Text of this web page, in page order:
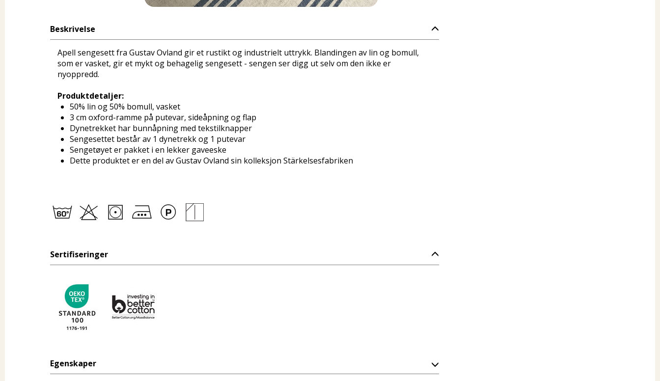
Beskrivelse
Apell sengesett fra Gustav Ovland gir et rustikt og industrielt uttrykk. Blandingen av lin og bomull,
som er vasket, gir et mykt og behagelig sengesett - sengen ser digg ut selv om den ikke er
nyoppredd.
Produktdetaljer:
50% lin og 50% bomull, vasket
3 cm oxford-ramme på putevar, sideåpning og flap
Dynetrekket har bunnåpning med tekstilknapper
Sengesettet består av 1 dynetrekk og 1 putevar
Sengetøyet er pakket i en lekker gaveeske
Dette produktet er en del av Gustav Ovland sin kolleksjon Stärkelsesfabriken
Sertifiseringer
Egenskaper